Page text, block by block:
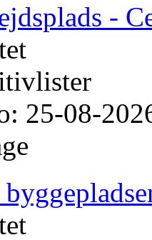
-
25-08-